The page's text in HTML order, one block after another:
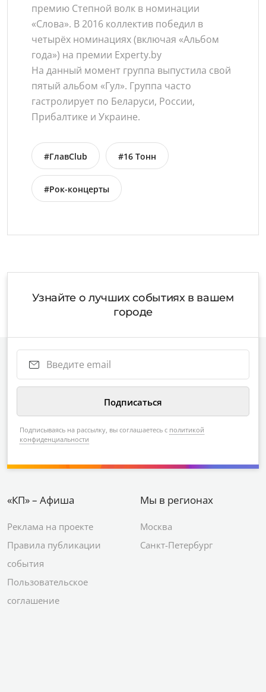
премию Степной волк в номинации
«Слова». В 2016 коллектив победил в
четырёх номинациях (включая «Альбом
года») на премии Experty.by
На данный момент группа выпустила свой
пятый альбом «Гул». Группа часто
гастролирует по Беларуси, России,
Прибалтике и Украине.
#ГлавClub #16 Тонн
#Рок-концерты
Узнайте о лучших событиях в вашем
городе
Подписываясь на рассылку, вы соглашаетесь с политикой
конфиденциальности
«КП» – Афиша
Реклама на проекте
Правила публикации
события
Пользовательское
соглашение
Мы в регионах
Москва
Санкт-Петербург